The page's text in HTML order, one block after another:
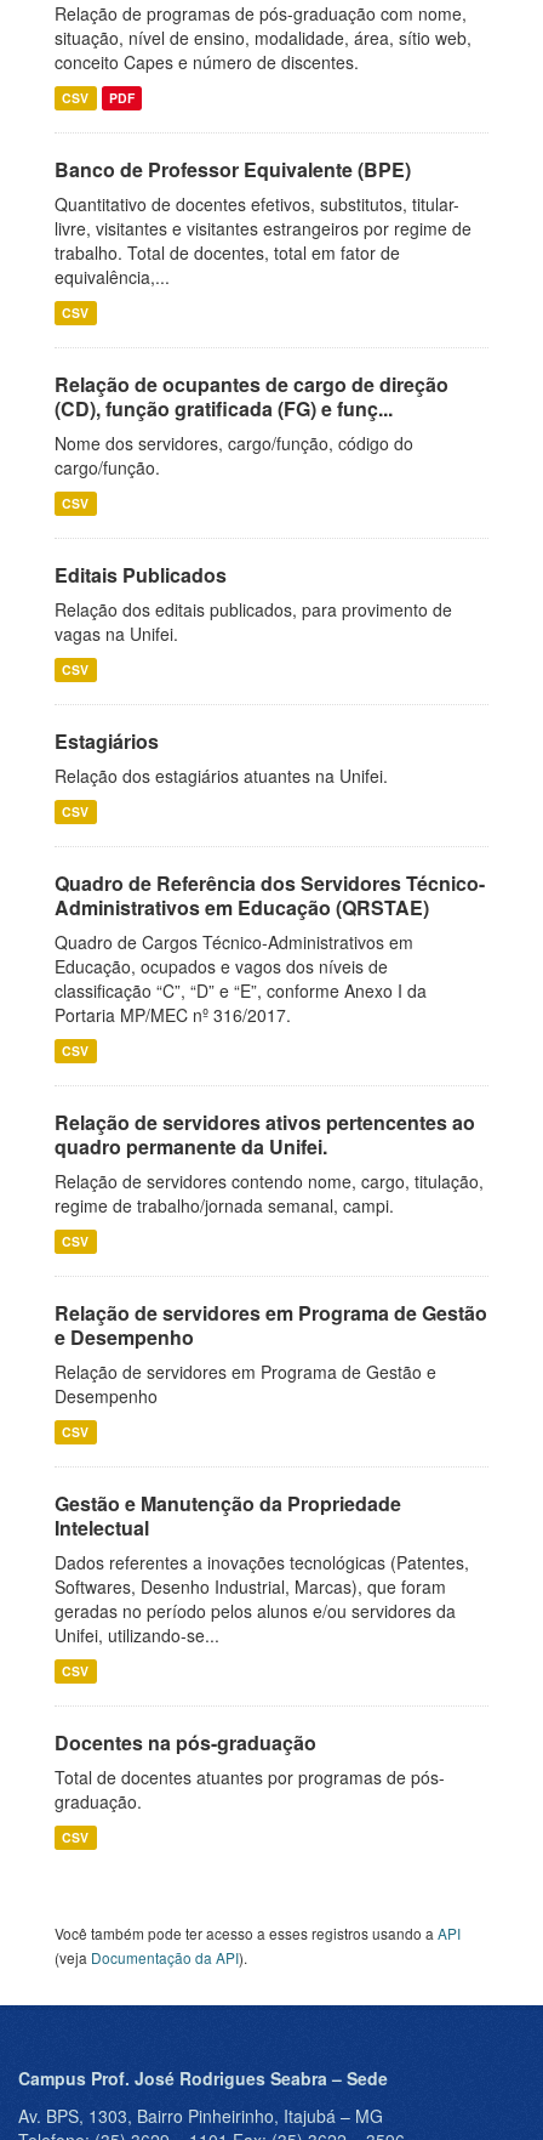
Relação de programas de pós-graduação com nome,
situação, nível de ensino, modalidade, área, sítio web,
conceito Capes e número de discentes.
CSV PDF
Banco de Professor Equivalente (BPE)
Quantitativo de docentes efetivos, substitutos, titular-
livre, visitantes e visitantes estrangeiros por regime de
trabalho. Total de docentes, total em fator de
equivalência,...
CSV
Relação de ocupantes de cargo de direção
(CD), função gratificada (FG) e funç...
Nome dos servidores, cargo/função, código do
cargo/função.
CSV
Editais Publicados
Relação dos editais publicados, para provimento de
vagas na Unifei.
CSV
Estagiários
Relação dos estagiários atuantes na Unifei.
CSV
Quadro de Referência dos Servidores Técnico-
Administrativos em Educação (QRSTAE)
Quadro de Cargos Técnico-Administrativos em
Educação, ocupados e vagos dos níveis de
classificação “C”, “D” e “E”, conforme Anexo I da
Portaria MP/MEC nº 316/2017.
CSV
Relação de servidores ativos pertencentes ao
quadro permanente da Unifei.
Relação de servidores contendo nome, cargo, titulação,
regime de trabalho/jornada semanal, campi.
CSV
Relação de servidores em Programa de Gestão
e Desempenho
Relação de servidores em Programa de Gestão e
Desempenho
CSV
Gestão e Manutenção da Propriedade
Intelectual
Dados referentes a inovações tecnológicas (Patentes,
Softwares, Desenho Industrial, Marcas), que foram
geradas no período pelos alunos e/ou servidores da
Unifei, utilizando-se...
CSV
Docentes na pós-graduação
Total de docentes atuantes por programas de pós-
graduação.
CSV
Você também pode ter acesso a esses registros usando a API
(veja Documentação da API).
Campus Prof. José Rodrigues Seabra – Sede
Av. BPS, 1303, Bairro Pinheirinho, Itajubá – MG